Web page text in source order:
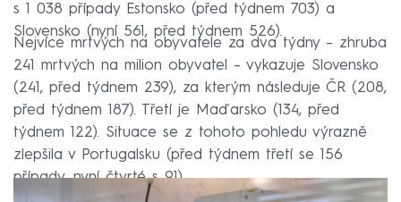
s 1 038 případy Estonsko (před týdnem 703) a
Slovensko (nyní 561, před týdnem 526).
Nejvíce mrtvých na obyvatele za dva týdny – zhruba
241 mrtvých na milion obyvatel – vykazuje Slovensko
(241, před týdnem 239), za kterým následuje ČR (208,
před týdnem 187). Třetí je Maďarsko (134, před
týdnem 122). Situace se z tohoto pohledu výrazně
zlepšila v Portugalsku (před týdnem třetí se 156
případy, nyní čtvrté s 91).